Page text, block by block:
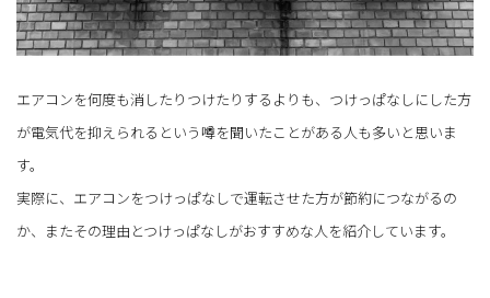
エアコンを何度も消したりつけたりするよりも、つけっぱなしにした方
が電気代を抑えられるという噂を聞いたことがある人も多いと思いま
す。
実際に、エアコンをつけっぱなしで運転させた方が節約につながるの
か、またその理由とつけっぱなしがおすすめな人を紹介しています。